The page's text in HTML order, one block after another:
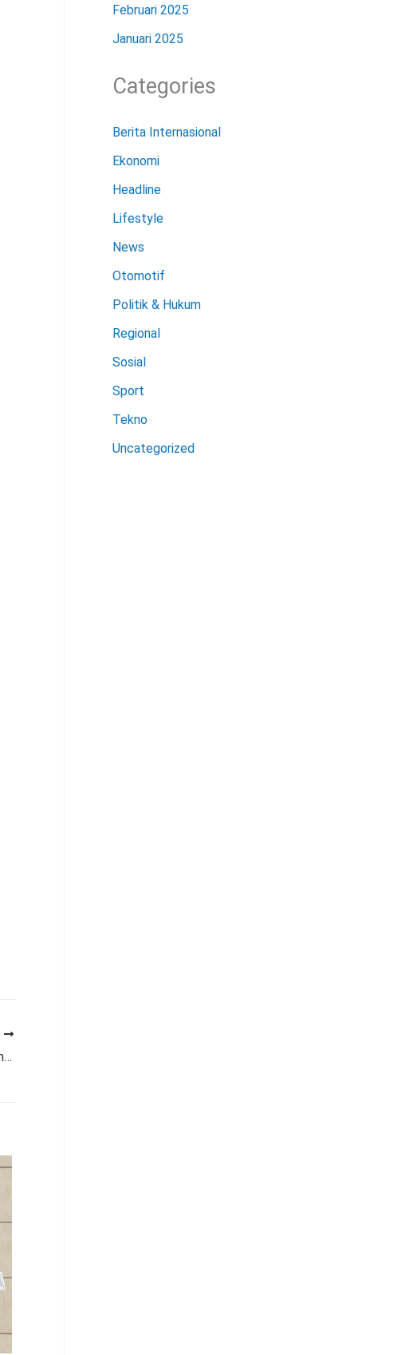
Kapolri Naikan Pangkat Luar Biasa Anumerta Kepada Alm Bripka Cecep yang Gugur saat Melaksanakan Tugas Negara
Februari 2025
Januari 2025
Categories
Berita Internasional
Ekonomi
Headline
Lifestyle
News
Otomotif
Politik & Hukum
Regional
Sosial
Sport
Tekno
Uncategorized